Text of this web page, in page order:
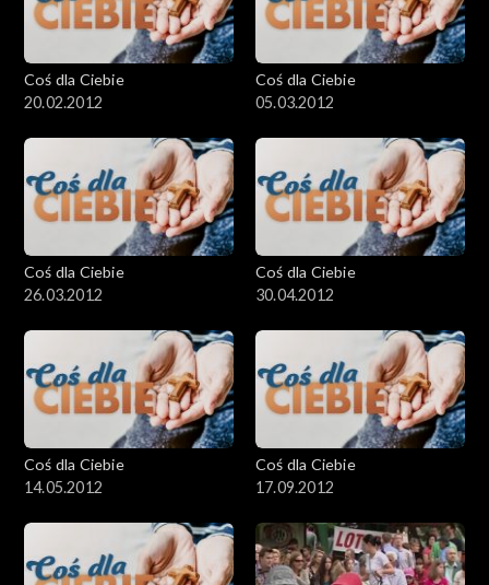
Coś dla Ciebie
20.02.2012
Coś dla Ciebie
05.03.2012
Coś dla Ciebie
26.03.2012
Coś dla Ciebie
30.04.2012
Coś dla Ciebie
14.05.2012
Coś dla Ciebie
17.09.2012